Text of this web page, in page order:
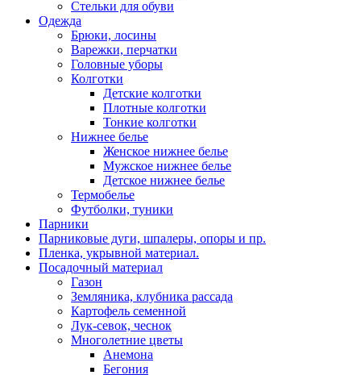
Стельки для обуви
Одежда
Брюки, лосины
Варежки, перчатки
Головные уборы
Колготки
Детские колготки
Плотные колготки
Тонкие колготки
Нижнее белье
Женское нижнее белье
Мужское нижнее белье
Детское нижнее белье
Термобелье
Футболки, туники
Парники
Парниковые дуги, шпалеры, опоры и пр.
Пленка, укрывной материал.
Посадочный материал
Газон
Земляника, клубника рассада
Картофель семенной
Лук-севок, чеснок
Многолетние цветы
Анемона
Бегония